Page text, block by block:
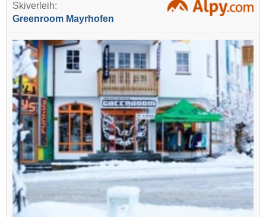
Skiverleih:
Greenroom Mayrhofen